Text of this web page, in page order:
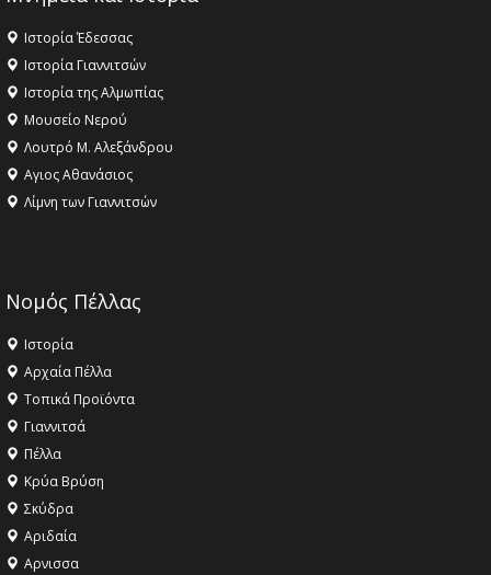
Ιστορία Έδεσσας
Ιστορία Γιαννιτσών
Ιστορία της Αλμωπίας
Μουσείο Νερού
Λουτρό Μ. Αλεξάνδρου
Αγιος Αθανάσιος
Λίμνη των Γιαννιτσών
Νομός Πέλλας
Ιστορία
Αρχαία Πέλλα
Τοπικά Προϊόντα
Γιαννιτσά
Πέλλα
Κρύα Βρύση
Σκύδρα
Αριδαία
Aρνισσα